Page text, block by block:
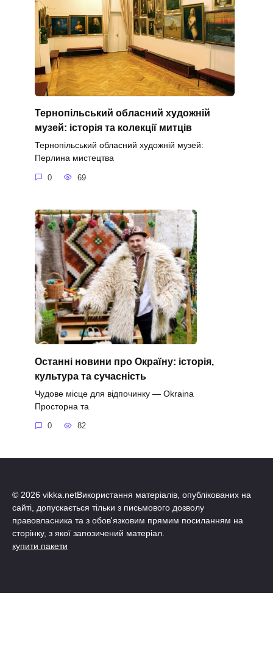
Тернопільський обласний художній
музей: історія та колекції митців
Тернопільський обласний художній музей:
Перлина мистецтва
0 69
Останні новини про Окраїну: історія,
культура та сучасність
Чудове місце для відпочинку — Okraina
Просторна та
0 82
© 2026 vikka.netВикористання матеріалів, опублікованих на
сайті, допускається тільки з письмового дозволу
правовласника та з обов'язковим прямим посиланням на
сторінку, з якої запозичений матеріал.
купити пакети